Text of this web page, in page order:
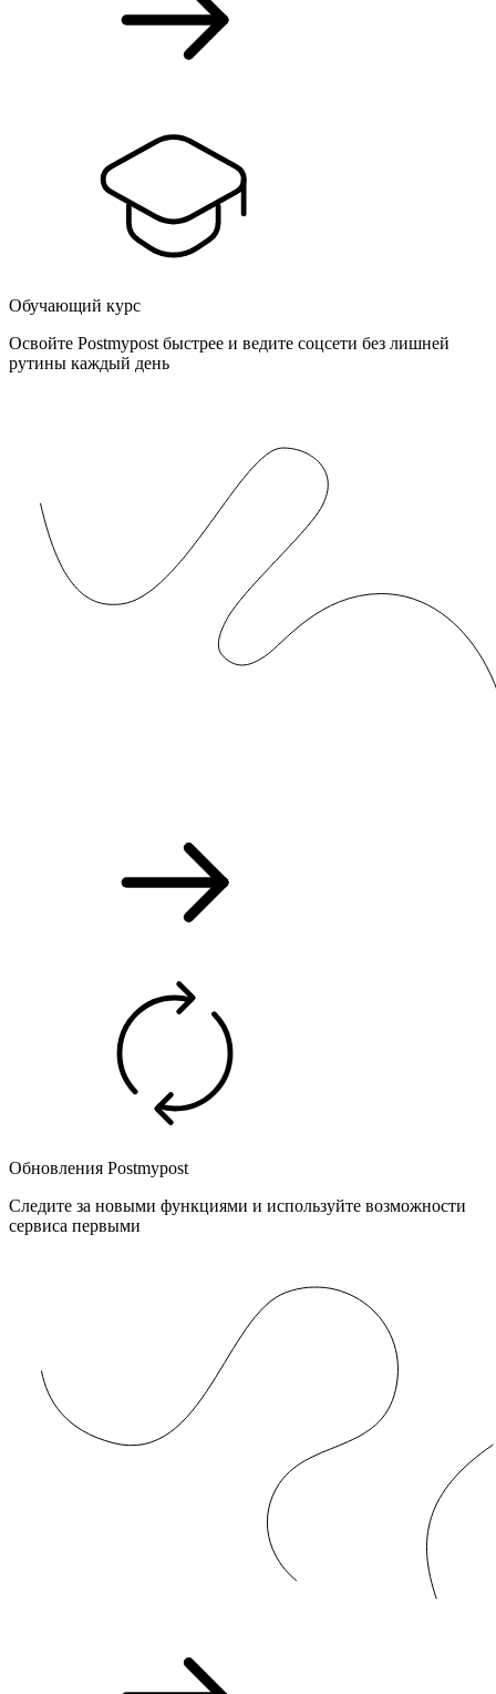
Обучающий курс
Освойте Postmypost быстрее и ведите соцсети без лишней
рутины каждый день
Обновления Postmypost
Следите за новыми функциями и используйте возможности
сервиса первыми